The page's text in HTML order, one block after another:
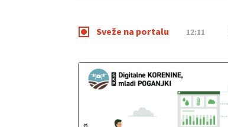
Sveže na portalu 09:09